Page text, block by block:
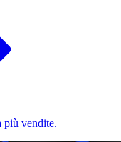
più vendite.